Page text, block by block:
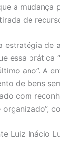
a mudança
de
estratégia de
essa prática
ano”. A
de bens
com
Luiz Inácio